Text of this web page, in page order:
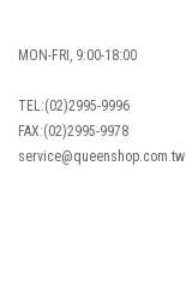
MON-FRI, 9:00-18:00
TEL:(02)2995-9996
FAX:(02)2995-9978
service@queenshop.com.tw